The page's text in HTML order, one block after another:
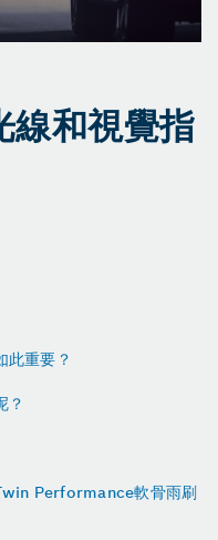
線和視覺指
此重要？
？
Performance軟骨雨刷